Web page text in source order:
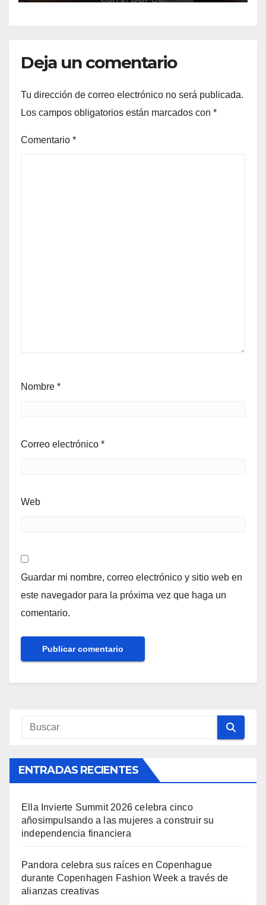
Deja un comentario
Tu dirección de correo electrónico no será publicada.
Los campos obligatorios están marcados con *
Comentario *
Nombre *
Correo electrónico *
Web
Guardar mi nombre, correo electrónico y sitio web en
este navegador para la próxima vez que haga un
comentario.
ENTRADAS RECIENTES
Ella Invierte Summit 2026 celebra cinco
añosimpulsando a las mujeres a construir su
independencia financiera
Pandora celebra sus raíces en Copenhague
durante Copenhagen Fashion Week a través de
alianzas creativas